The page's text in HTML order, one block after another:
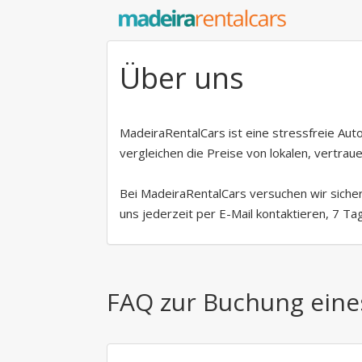
Über uns
MadeiraRentalCars ist eine stressfreie
vergleichen die Preise von lokalen,
Bei MadeiraRentalCars versuchen wir
uns jederzeit per E-Mail kontaktieren, 7
FAQ zur Buchung